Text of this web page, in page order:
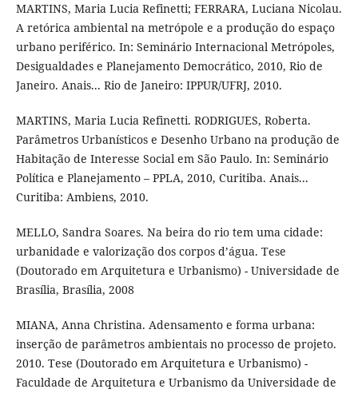
MARTINS, Maria Lucia Refinetti; FERRARA, Luciana Nicolau.
A retórica ambiental na metrópole e a produção do espaço
urbano periférico. In: Seminário Internacional Metrópoles,
Desigualdades e Planejamento Democrático, 2010, Rio de
Janeiro. Anais... Rio de Janeiro: IPPUR/UFRJ, 2010.
MARTINS, Maria Lucia Refinetti. RODRIGUES, Roberta.
Parâmetros Urbanísticos e Desenho Urbano na produção de
Habitação de Interesse Social em São Paulo. In: Seminário
Política e Planejamento – PPLA, 2010, Curitiba. Anais...
Curitiba: Ambiens, 2010.
MELLO, Sandra Soares. Na beira do rio tem uma cidade:
urbanidade e valorização dos corpos d’água. Tese
(Doutorado em Arquitetura e Urbanismo) - Universidade de
Brasília, Brasília, 2008
MIANA, Anna Christina. Adensamento e forma urbana:
inserção de parâmetros ambientais no processo de projeto.
2010. Tese (Doutorado em Arquitetura e Urbanismo) -
Faculdade de Arquitetura e Urbanismo da Universidade de